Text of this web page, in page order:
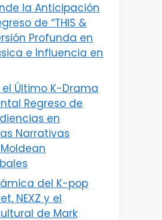
la Anticipación
de “THIS &
Profunda en
e Influencia en
Último K-Drama
Regreso de
en
Narrativas
del K-pop
NEXZ y el
de Mark